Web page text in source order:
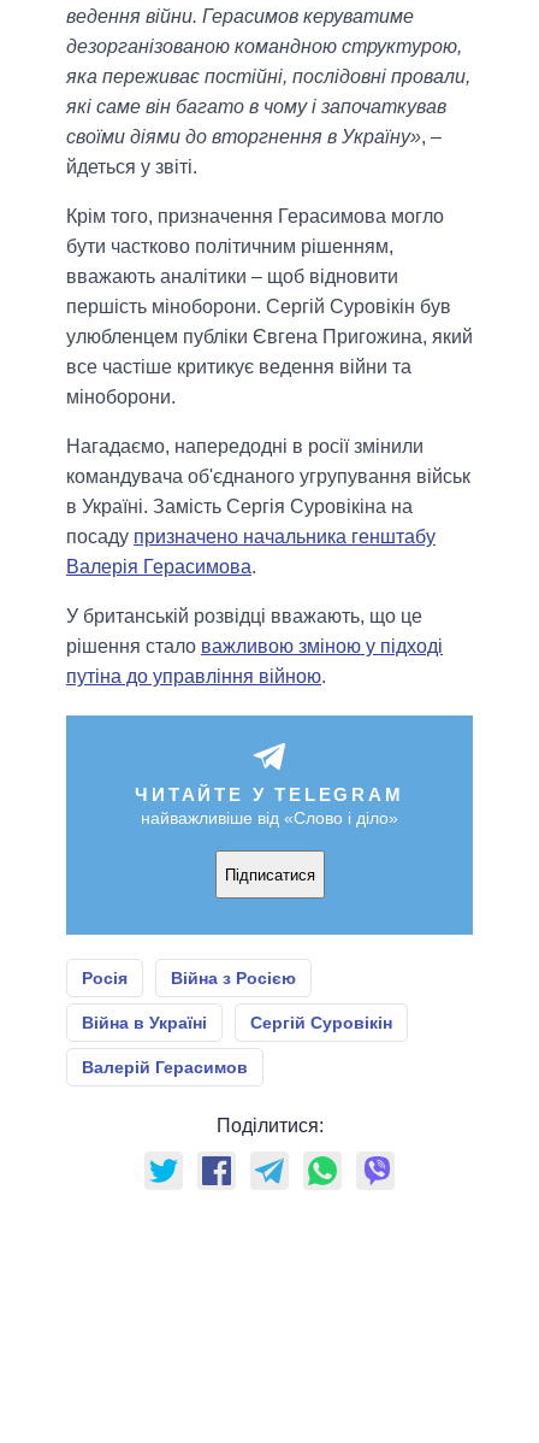
ведення війни. Герасимов керуватиме
дезорганізованою командною структурою,
яка переживає постійні, послідовні провали,
які саме він багато в чому і започаткував
своїми діями до вторгнення в Україну», –
йдеться у звіті.
Крім того, призначення Герасимова могло
бути частково політичним рішенням,
вважають аналітики – щоб відновити
першість міноборони. Сергій Суровікін був
улюбленцем публіки Євгена Пригожина, який
все частіше критикує ведення війни та
міноборони.
Нагадаємо, напередодні в росії змінили
командувача об'єднаного угрупування військ
в Україні. Замість Сергія Суровікіна на
посаду призначено начальника генштабу
Валерія Герасимова.
У британській розвідці вважають, що це
рішення стало важливою зміною у підході
путіна до управління війною.
ЧИТАЙТЕ У TELEGRAM
найважливіше від «Слово і діло»
Підписатися
Росія Війна з Росією
Війна в Україні Сергій Суровікін
Валерій Герасимов
Поділитися: